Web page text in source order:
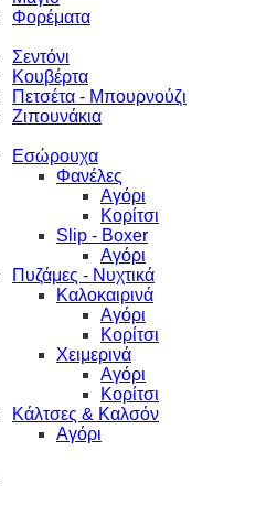
Φορέματα
Σεντόνι
Κουβέρτα
Πετσέτα - Μπουρνούζι
Ζιπουνάκια
Εσώρουχα
Φανέλες
Αγόρι
Κορίτσι
Slip - Boxer
Αγόρι
Πυζάμες - Νυχτικά
Καλοκαιρινά
Αγόρι
Κορίτσι
Χειμερινά
Αγόρι
Κορίτσι
Κάλτσες & Καλσόν
Αγόρι